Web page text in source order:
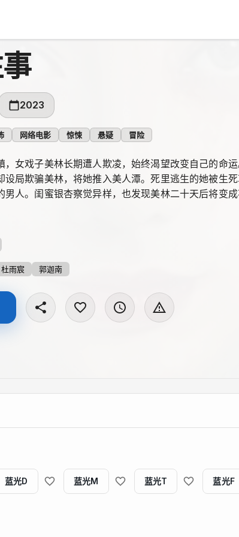
2023
网络电影 惊悚 悬疑 冒险
，女戏子美林长期遭人欺凌，始终渴望改变自己的命
设局欺骗美林，将她推入美人潭。死里逃生的她被生
男人。闺蜜银杏察觉异样，也发现美林二十天后将变
杜雨宸 郭迦南
蓝光D 蓝光M 蓝光T 蓝光F